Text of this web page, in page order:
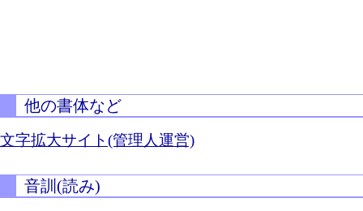
他の書体など
文字拡大サイト(管理人運営)
音訓(読み)